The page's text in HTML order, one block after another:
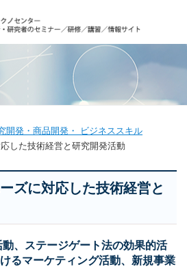
開発・商品開発・ ビジネススキル
した技術経営と研究開発活動
ズに対応した技術経営と
、ステージゲート法の効果的活
るマーケティング活動、新規事業